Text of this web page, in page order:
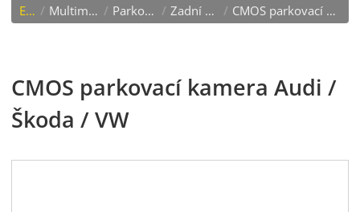
E-shop / Multimédia, kamery / Parkovací kamery / Zadní kamery OEM / CMOS parkovací kamera Audi / Škoda / VW
CMOS parkovací kamera Audi /
Škoda / VW